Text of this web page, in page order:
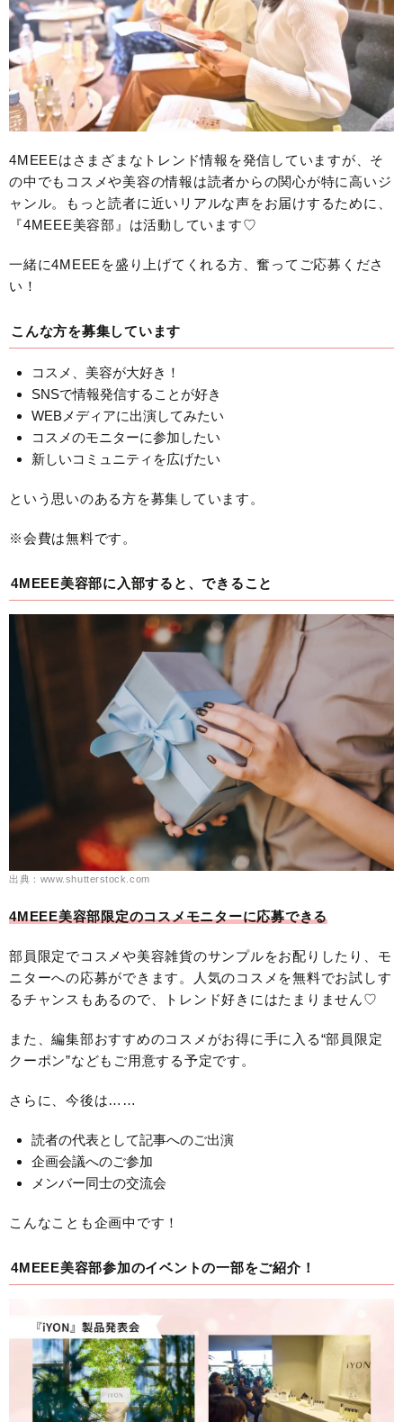
4MEEEはさまざまなトレンド情報を発信していますが、そ
の中でもコスメや美容の情報は読者からの関心が特に高いジ
ャンル。もっと読者に近いリアルな声をお届けするために、
『4MEEE美容部』は活動しています♡
一緒に4MEEEを盛り上げてくれる方、奮ってご応募くださ
い！
こんな方を募集しています
コスメ、美容が大好き！
SNSで情報発信することが好き
WEBメディアに出演してみたい
コスメのモニターに参加したい
新しいコミュニティを広げたい
という思いのある方を募集しています。
※会費は無料です。
4MEEE美容部に入部すると、できること
出典：www.shutterstock.com
4MEEE美容部限定のコスメモニターに応募できる
部員限定でコスメや美容雑貨のサンプルをお配りしたり、モ
ニターへの応募ができます。人気のコスメを無料でお試しす
るチャンスもあるので、トレンド好きにはたまりません♡
また、編集部おすすめのコスメがお得に手に入る“部員限定
クーポン”などもご用意する予定です。
さらに、今後は……
読者の代表として記事へのご出演
企画会議へのご参加
メンバー同士の交流会
こんなことも企画中です！
4MEEE美容部参加のイベントの一部をご紹介！